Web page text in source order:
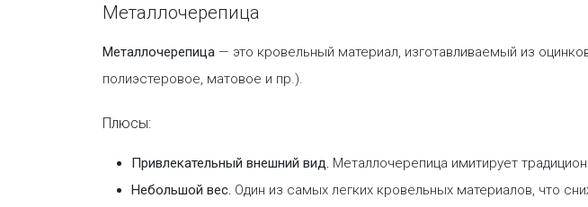
Металлочерепица
Металлочерепица — это кровельный материал, изготавливаемый из
полиэстеровое, матовое и пр.).
Плюсы:
Привлекательный внешний вид. Металлочерепица имитирует
Небольшой вес. Один из самых легких кровельных материалов, что